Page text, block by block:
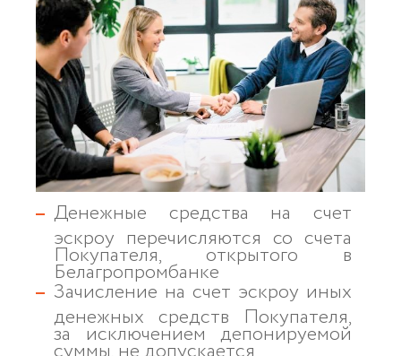
Денежные средства на счет
эскроу перечисляются со счета
Покупателя, открытого в
Белагропромбанке
Зачисление на счет эскроу иных
денежных средств Покупателя,
за исключением депонируемой
суммы, не допускается